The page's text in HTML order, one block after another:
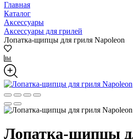
Главная
Каталог
Аксессуары
Аксессуары для грилей
Лопатка-щипцы для гриля Napoleon
Лопатка-щипцы